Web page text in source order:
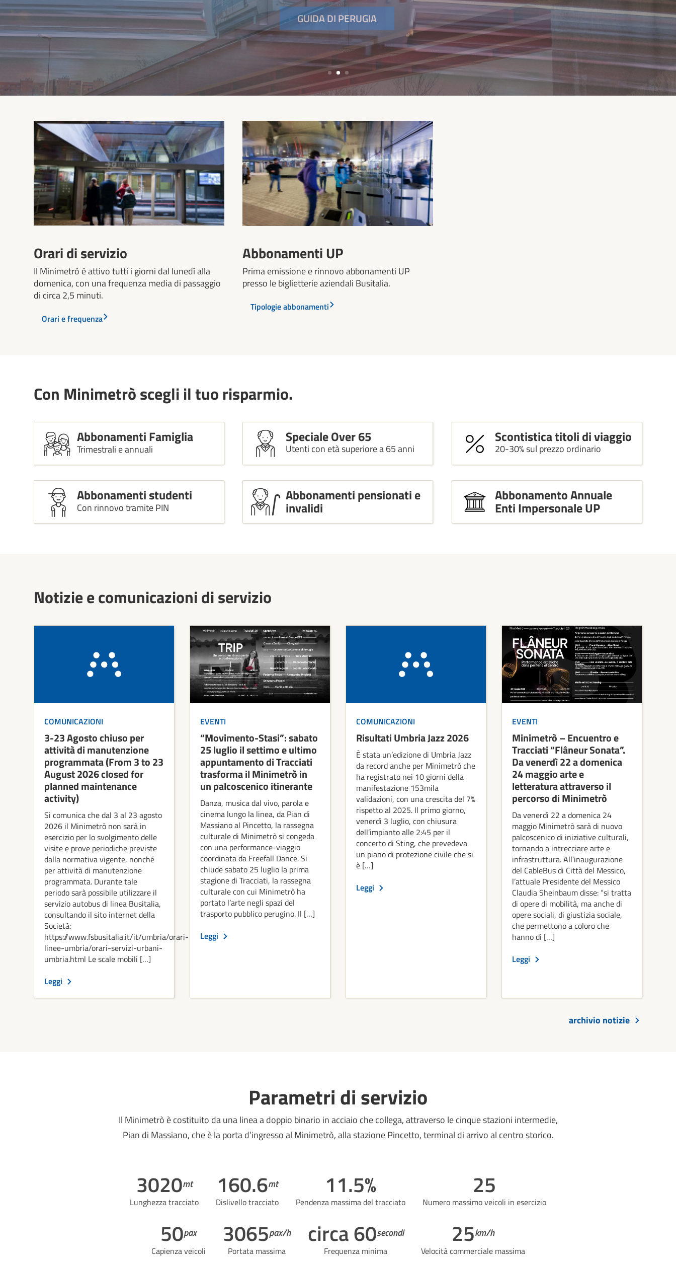
GUIDA DI PERUGIA
Orari di servizio
Il Minimetrò è attivo tutti i giorni dal lunedì alla
domenica, con una frequenza media di passaggio
di circa 2,5 minuti.
Orari e frequenza
Abbonamenti UP
Prima emissione e rinnovo abbonamenti UP
presso le biglietterie aziendali Busitalia.
Tipologie abbonamenti
Con Minimetrò scegli il tuo risparmio.
Abbonamenti Famiglia
Trimestrali e annuali
Speciale Over 65
Utenti con età superiore a 65 anni
Scontistica titoli di viaggio
20-30% sul prezzo ordinario
Abbonamenti studenti
Con rinnovo tramite PIN
Abbonamenti pensionati e
invalidi
Abbonamento Annuale
Enti Impersonale UP
Notizie e comunicazioni di servizio
COMUNICAZIONI
3-23 Agosto chiuso per
attività di manutenzione
programmata (From 3 to 23
August 2026 closed for
planned maintenance
activity)
Si comunica che dal 3 al 23 agosto
2026 il Minimetrò non sarà in
esercizio per lo svolgimento delle
visite e prove periodiche previste
dalla normativa vigente, nonché
per attività di manutenzione
programmata. Durante tale
periodo sarà possibile utilizzare il
servizio autobus di linea Busitalia,
consultando il sito internet della
Società:
https://www.fsbusitalia.it/it/umbria/orari-
linee-umbria/orari-servizi-urbani-
umbria.html Le scale mobili […]
Leggi
EVENTI
“Movimento-Stasi”: sabato
25 luglio il settimo e ultimo
appuntamento di Tracciati
trasforma il Minimetrò in
un palcoscenico itinerante
Danza, musica dal vivo, parola e
cinema lungo la linea, da Pian di
Massiano al Pincetto, la rassegna
culturale di Minimetrò si congeda
con una performance-viaggio
coordinata da Freefall Dance. Si
chiude sabato 25 luglio la prima
stagione di Tracciati, la rassegna
culturale con cui Minimetrò ha
portato l’arte negli spazi del
trasporto pubblico perugino. Il […]
Leggi
COMUNICAZIONI
Risultati Umbria Jazz 2026
È stata un’edizione di Umbria Jazz
da record anche per Minimetrò che
ha registrato nei 10 giorni della
manifestazione 153mila
validazioni, con una crescita del 7%
rispetto al 2025. Il primo giorno,
venerdì 3 luglio, con chiusura
dell’impianto alle 2:45 per il
concerto di Sting, che prevedeva
un piano di protezione civile che si
è […]
Leggi
EVENTI
Minimetrò – Encuentro e
Tracciati “Flâneur Sonata”.
Da venerdì 22 a domenica
24 maggio arte e
letteratura attraverso il
percorso di Minimetrò
Da venerdì 22 a domenica 24
maggio Minimetrò sarà di nuovo
palcoscenico di iniziative culturali,
tornando a intrecciare arte e
infrastruttura. All’inaugurazione
del CableBus di Città del Messico,
l’attuale Presidente del Messico
Claudia Sheinbaum disse: “si tratta
di opere di mobilità, ma anche di
opere sociali, di giustizia sociale,
che permettono a coloro che
hanno di […]
Leggi
archivio notizie
Parametri di servizio
Il Minimetrò è costituito da una linea a doppio binario in acciaio che collega, attraverso le cinque stazioni intermedie,
Pian di Massiano, che è la porta d’ingresso al Minimetrò, alla stazione Pincetto, terminal di arrivo al centro storico.
3020mt
Lunghezza tracciato
160.6mt
Dislivello tracciato
11.5%
Pendenza massima del tracciato
25
Numero massimo veicoli in esercizio
50pax
Capienza veicoli
3065pax/h
Portata massima
circa 60secondi
Frequenza minima
25km/h
Velocità commerciale massima